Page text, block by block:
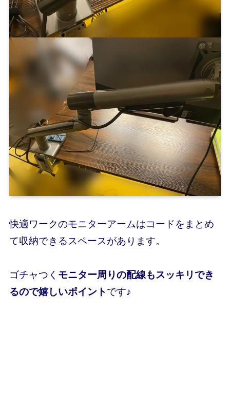
快適ワークのモニターアームはコードをまとめ
て収納できるスペースがあります。
ゴチャつく モニター周りの配線もスッキリでき
るので嬉しいポイントです♪